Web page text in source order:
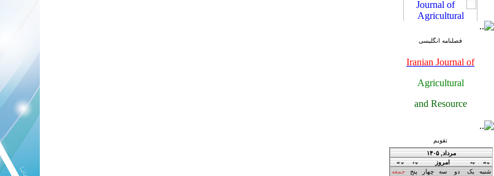
اقتصاد کشاورزی
فصلنامه
اقتصاد کشاورزی
فصلنامه انگلیسی
Iranian Journal of
Agricultural
and Resource
تقویم